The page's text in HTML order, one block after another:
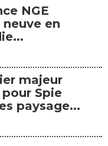
NGE
en
majeur
Spie
paysage...